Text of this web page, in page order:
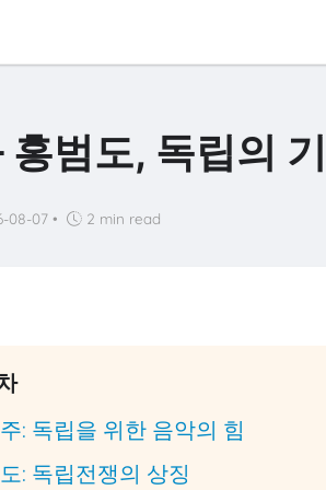
홍범도, 독립의
08-07 • 2 min read
: 독립을 위한 음악의 힘
: 독립전쟁의 상징